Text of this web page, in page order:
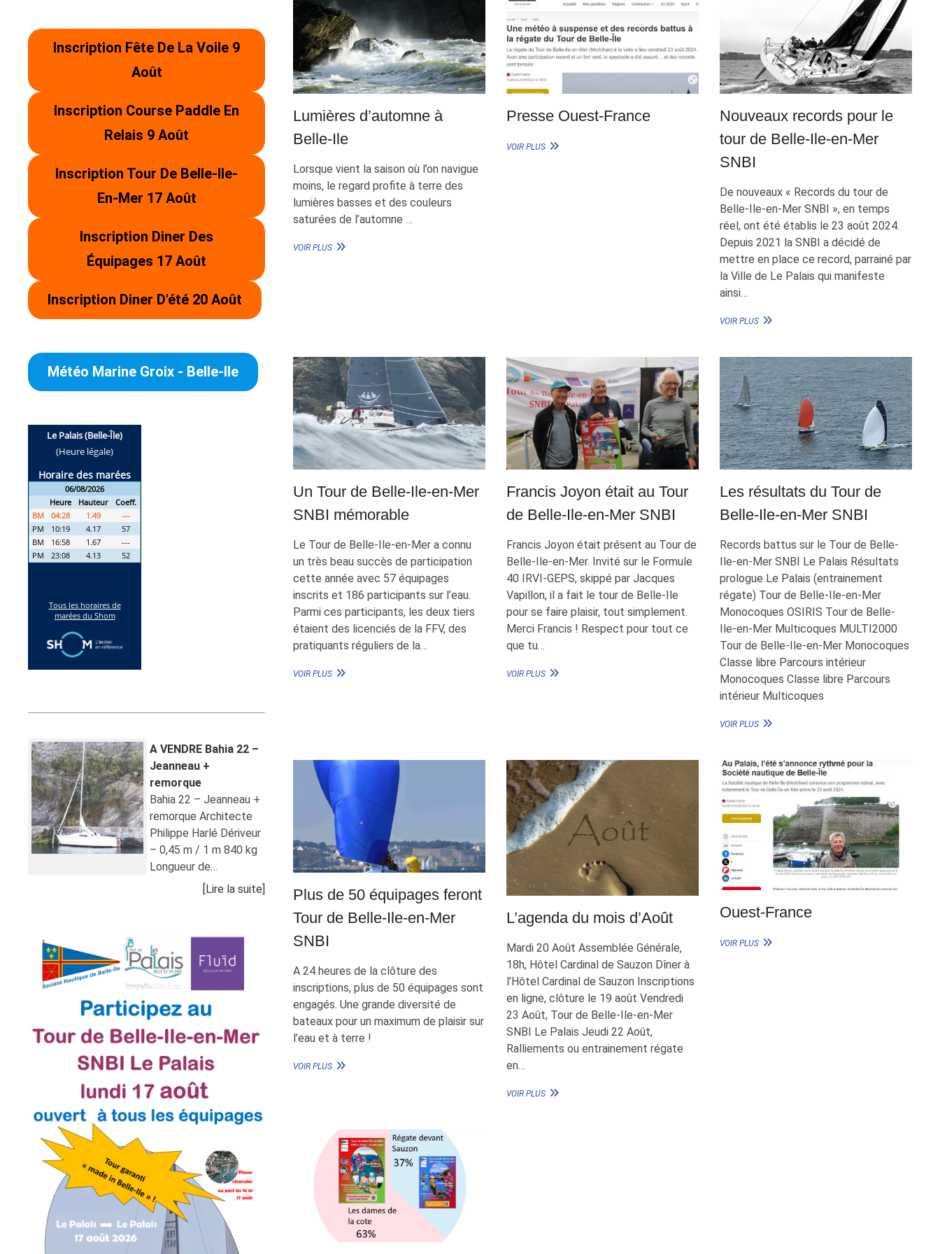
Lumières d’automne à
Belle-Ile
Lorsque vient la saison où l’on navigue
moins, le regard profite à terre des
lumières basses et des couleurs
saturées de l’automne …
VOIR PLUSLUMIÈRES
Presse Ouest-France
VOIR PLUSPRESSE
Nouveaux records pour le
tour de Belle-Ile-en-Mer
SNBI
De nouveaux « Records du tour de
Belle-Ile-en-Mer SNBI », en temps
réel, ont été établis le 23 août 2024.
Depuis 2021 la SNBI a décidé de
mettre en place ce record, parrainé par
la Ville de Le Palais qui manifeste
ainsi…
VOIR PLUSNOUVEAUX
LE
TOUR
DE
BELLE-
ILE-
EN-
MER
SNBI
Un Tour de Belle-Ile-en-Mer
SNBI mémorable
Le Tour de Belle-Ile-en-Mer a connu
un très beau succès de participation
cette année avec 57 équipages
inscrits et 186 participants sur l’eau.
Parmi ces participants, les deux tiers
étaient des licenciés de la FFV, des
pratiquants réguliers de la…
VOIR PLUSUN
SNBI
MÉMORABLE
Francis Joyon était au Tour
de Belle-Ile-en-Mer SNBI
Francis Joyon était présent au Tour de
Belle-Ile-en-Mer. Invité sur le Formule
40 IRVI-GEPS, skippé par Jacques
Vapillon, il a fait le tour de Belle-Ile
pour se faire plaisir, tout simplement.
Merci Francis ! Respect pour tout ce
que tu…
VOIR PLUSFRANCIS
ILE-
EN-
MER
SNBI
Les résultats du Tour de
Belle-Ile-en-Mer SNBI
Records battus sur le Tour de Belle-
Ile-en-Mer SNBI Le Palais Résultats
prologue Le Palais (entrainement
régate) Tour de Belle-Ile-en-Mer
Monocoques OSIRIS Tour de Belle-
Ile-en-Mer Multicoques MULTI2000
Tour de Belle-Ile-en-Mer Monocoques
Classe libre Parcours intérieur
Monocoques Classe libre Parcours
intérieur Multicoques
VOIR PLUSLES
TOUR
DE
BELLE-
EN-
MER
SNBI
Plus de 50 équipages feront
Tour de Belle-Ile-en-Mer
SNBI
A 24 heures de la clôture des
inscriptions, plus de 50 équipages sont
engagés. Une grande diversité de
bateaux pour un maximum de plaisir sur
l’eau et à terre !
VOIR PLUSPLUS
DE
BELLE-
ILE-
EN-
MER
SNBI
L’agenda du mois d’Août
Mardi 20 Août Assemblée Générale,
18h, Hôtel Cardinal de Sauzon Dîner à
l’Hôtel Cardinal de Sauzon Inscriptions
en ligne, clôture le 19 août Vendredi
23 Août, Tour de Belle-Ile-en-Mer
SNBI Le Palais Jeudi 22 Août,
Ralliements ou entrainement régate
en…
VOIR PLUSL’AGENDA
Ouest-France
VOIR PLUSOUEST-
Inscription Fête De La Voile 9
Août
Inscription Course Paddle En
Relais 9 Août
Inscription Tour De Belle-Ile-
En-Mer 17 Août
Inscription Diner Des
Équipages 17 Août
Inscription Diner D'été 20 Août
Météo Marine Groix - Belle-Ile
A VENDRE Bahia 22 –
Jeanneau +
remorque
Bahia 22 – Jeanneau +
remorque Architecte
Philippe Harlé Dériveur
– 0,45 m / 1 m 840 kg
Longueur de…
[Lire la suite]